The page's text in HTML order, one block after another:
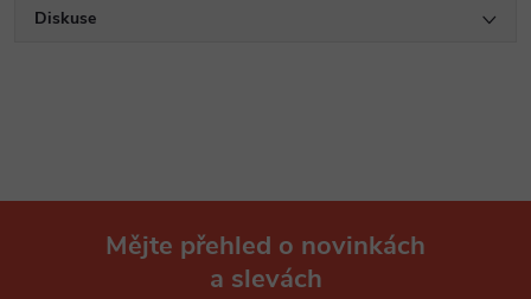
Diskuse
Mějte přehled o novinkách
a slevách